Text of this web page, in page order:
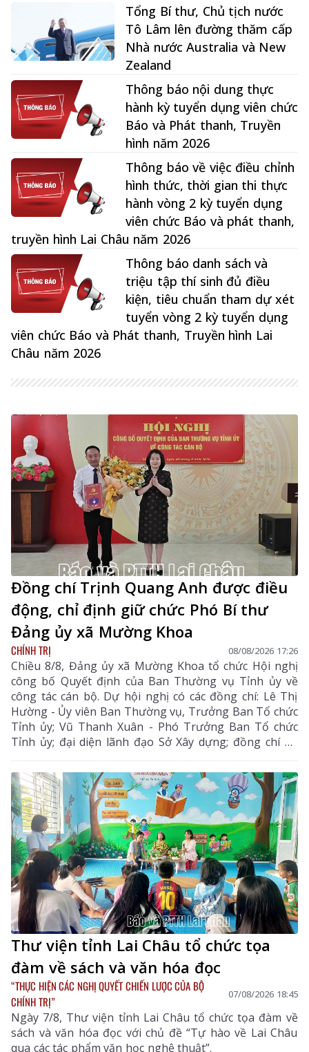
Tổng Bí thư, Chủ tịch nước
Tô Lâm lên đường thăm cấp
Nhà nước Australia và New
Zealand
Thông báo nội dung thực
hành kỳ tuyển dụng viên chức
Báo và Phát thanh, Truyền
hình năm 2026
Thông báo về việc điều chỉnh
hình thức, thời gian thi thực
hành vòng 2 kỳ tuyển dụng
viên chức Báo và phát thanh,
truyền hình Lai Châu năm 2026
Thông báo danh sách và
triệu tập thí sinh đủ điều
kiện, tiêu chuẩn tham dự xét
tuyển vòng 2 kỳ tuyển dụng
viên chức Báo và Phát thanh, Truyền hình Lai
Châu năm 2026
Đồng chí Trịnh Quang Anh được điều
động, chỉ định giữ chức Phó Bí thư
Đảng ủy xã Mường Khoa
CHÍNH TRỊ 08/08/2026 17:26
Chiều 8/8, Đảng ủy xã Mường Khoa tổ chức Hội nghị
công bố Quyết định của Ban Thường vụ Tỉnh ủy về
công tác cán bộ. Dự hội nghị có các đồng chí: Lê Thị
Hường - Ủy viên Ban Thường vụ, Trưởng Ban Tổ chức
Tỉnh ủy; Vũ Thanh Xuân - Phó Trưởng Ban Tổ chức
Tỉnh ủy; đại diện lãnh đạo Sở Xây dựng; đồng chí Lò
Văn Biên - Bí thư Đảng ủy, Chủ tịch HĐND xã Mường
Khoa.
Thư viện tỉnh Lai Châu tổ chức tọa
đàm về sách và văn hóa đọc
“THỰC HIỆN CÁC NGHỊ QUYẾT CHIẾN LƯỢC CỦA BỘ
CHÍNH TRỊ”
07/08/2026 18:45
Ngày 7/8, Thư viện tỉnh Lai Châu tổ chức tọa đàm về
sách và văn hóa đọc với chủ đề “Tự hào về Lai Châu
qua các tác phẩm văn học nghệ thuật”.